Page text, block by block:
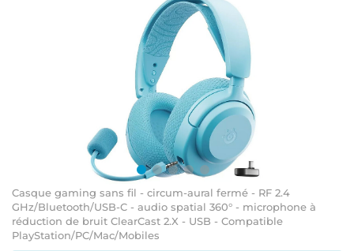
Casque gaming sans fil - circum-aural fermé - RF 2.4
GHz/Bluetooth/USB-C - audio spatial 360° - microphone à
réduction de bruit ClearCast 2.X - USB - Compatible
PlayStation/PC/Mac/Mobiles